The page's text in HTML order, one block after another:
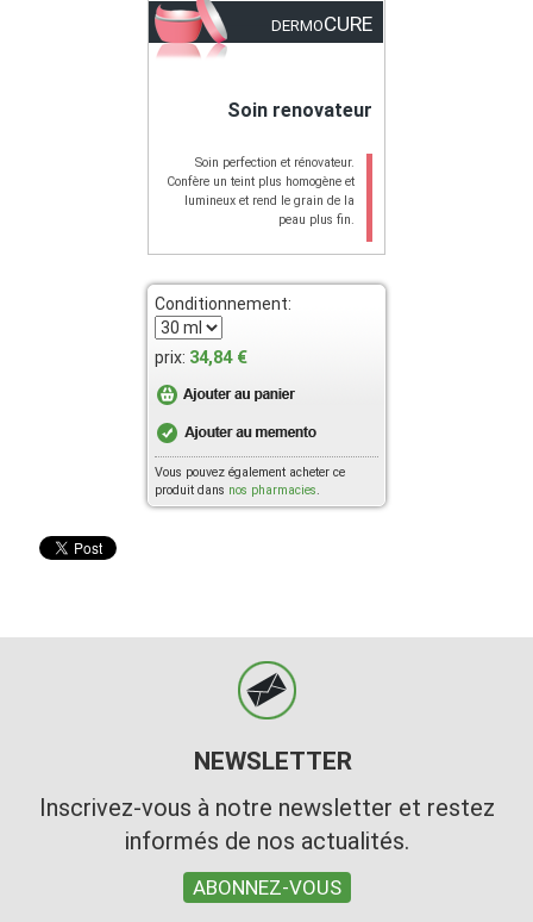
DERMOCURE
Soin renovateur
Soin perfection et rénovateur.
Confère un teint plus homogène et
lumineux et rend le grain de la
peau plus fin.
Conditionnement:
prix: 34,84 €
Vous pouvez également acheter ce
produit dans nos pharmacies
NEWSLETTER
Inscrivez-vous à notre newsletter et restez
informés de nos actualités.
ABONNEZ-VOUS